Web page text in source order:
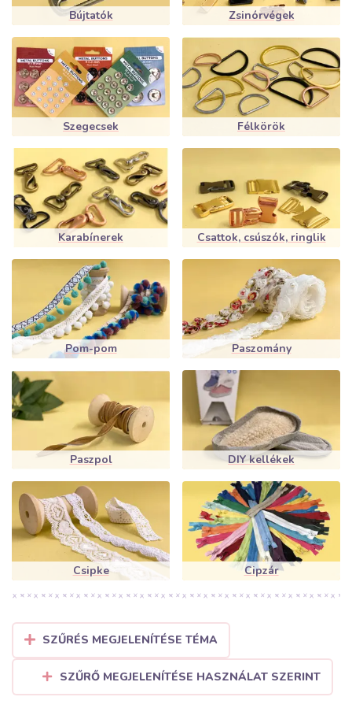
Bújtatók Zsinórvégek
Szegecsek Félkörök
Karabínerek Csattok, csúszók, ringlik
Pom-pom Paszomány
Paszpol DIY kellékek
Csipke Cipzár
SZŰRÉS MEGJELENÍTÉSE TÉMA
SZŰRŐ MEGJELENÍTÉSE HASZNÁLAT SZERINT